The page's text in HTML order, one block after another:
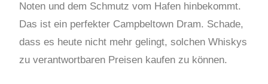
Noten und dem Schmutz vom Hafen hinbekommt.
Das ist ein perfekter Campbeltown Dram. Schade,
dass es heute nicht mehr gelingt, solchen Whiskys
zu verantwortbaren Preisen kaufen zu können.